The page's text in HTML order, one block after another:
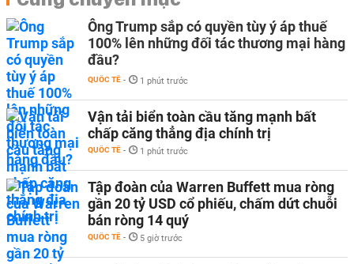
Ông Trump sắp có quyền tùy ý áp thuế
100% lên những đối tác thương mại hàng
đầu?
QUỐC TẾ - 1 phút trước
Vận tải biển toàn cầu tăng mạnh bất
chấp căng thẳng địa chính trị
QUỐC TẾ - 1 phút trước
Tập đoàn của Warren Buffett mua ròng
gần 20 tỷ USD cổ phiếu, chấm dứt chuỗi
bán ròng 14 quý
QUỐC TẾ - 5 giờ trước